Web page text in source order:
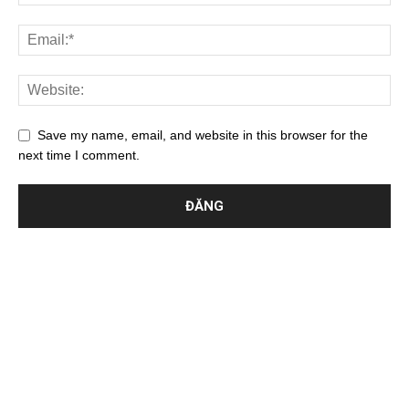
Save my name, email, and website in this browser for the
next time I comment.